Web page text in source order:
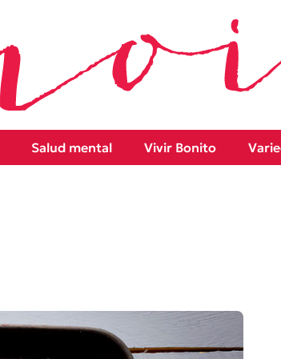
Salud mental Vivir Bonito